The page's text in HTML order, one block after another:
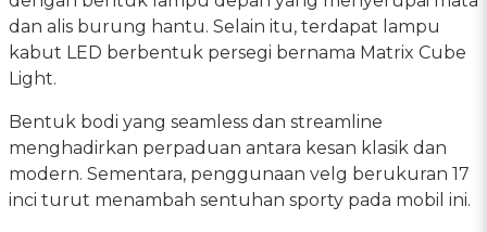
dan alis burung hantu. Selain itu, terdapat lampu
kabut LED berbentuk persegi bernama Matrix Cube
Light.
Bentuk bodi yang seamless dan streamline
menghadirkan perpaduan antara kesan klasik dan
modern. Sementara, penggunaan velg berukuran 17
inci turut menambah sentuhan sporty pada mobil ini.